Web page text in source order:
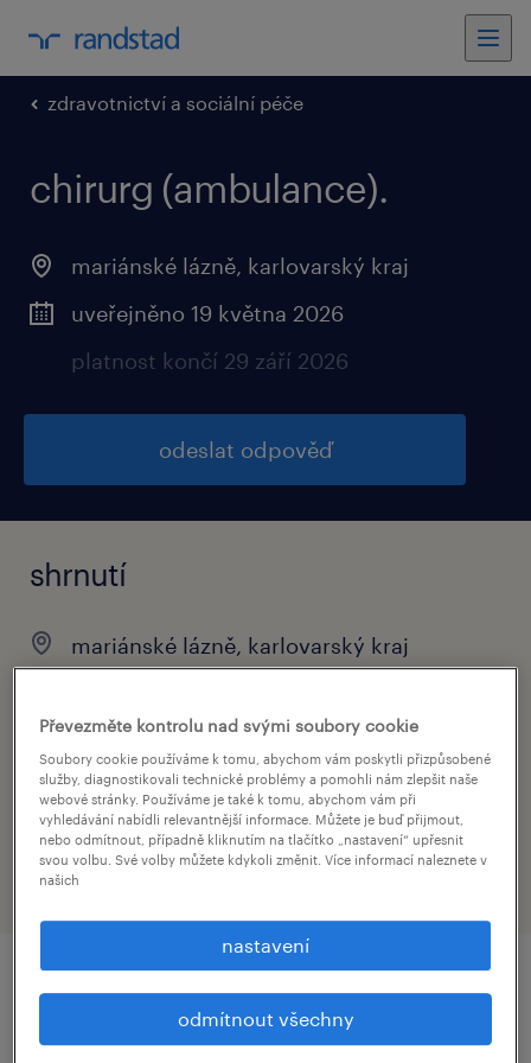
zdravotnictví a sociální péče
chirurg (ambulance).
mariánské lázně, karlovarský kraj
uveřejněno 19 května 2026
platnost končí 29 září 2026
odeslat odpověď
shrnutí
mariánské lázně, karlovarský kraj
obor
zdravotnictví a sociální péče
detail nabídky
Převezměte kontrolu nad svými soubory cookie
Soubory cookie používáme k tomu, abychom vám poskytli přizpůsobené
služby, diagnostikovali technické problémy a pomohli nám zlepšit naše
webové stránky. Používáme je také k tomu, abychom vám při
vyhledávání nabídli relevantnější informace. Můžete je buď přijmout,
nebo odmítnout, případně kliknutím na tlačítko „nastavení“ upřesnit
svou volbu. Své volby můžete kdykoli změnit. Více informací naleznete v
našich
nastavení
odmítnout všechny